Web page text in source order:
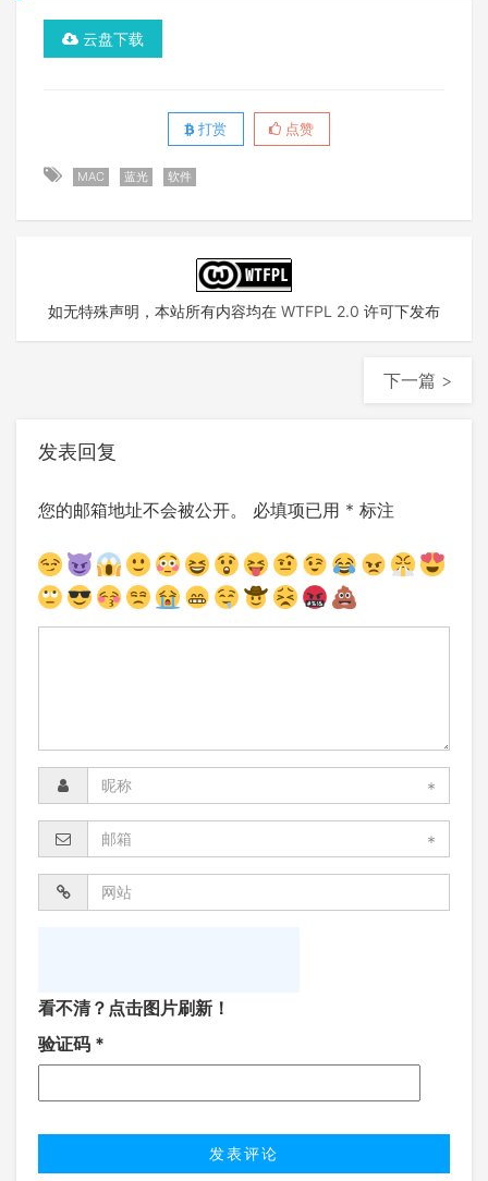
云盘下载
打赏 点赞
MAC 蓝光 软件
如无特殊声明，本站所有内容均在 WTFPL 2.0 许可下发布
下一篇 >
发表回复
您的邮箱地址不会被公开。 必填项已用 * 标注
*
*
看不清？点击图片刷新！
验证码 *